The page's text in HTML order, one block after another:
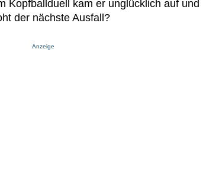
Kopfballduell kam er unglücklich auf und
der nächste Ausfall?
Anzeige